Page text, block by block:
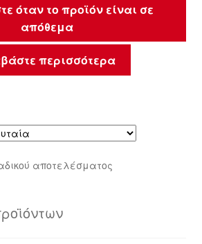
όταν το προϊόν είναι σε
απόθεμα
περισσότερα
αποτελέσματος